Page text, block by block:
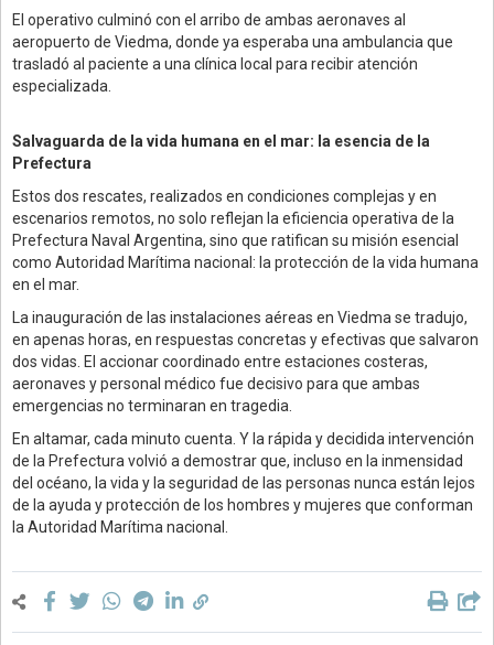
El operativo culminó con el arribo de ambas aeronaves al
aeropuerto de Viedma, donde ya esperaba una ambulancia que
trasladó al paciente a una clínica local para recibir atención
especializada.
Salvaguarda de la vida humana en el mar: la esencia de la
Prefectura
Estos dos rescates, realizados en condiciones complejas y en
escenarios remotos, no solo reflejan la eficiencia operativa de la
Prefectura Naval Argentina, sino que ratifican su misión esencial
como Autoridad Marítima nacional: la protección de la vida humana
en el mar.
La inauguración de las instalaciones aéreas en Viedma se tradujo,
en apenas horas, en respuestas concretas y efectivas que salvaron
dos vidas. El accionar coordinado entre estaciones costeras,
aeronaves y personal médico fue decisivo para que ambas
emergencias no terminaran en tragedia.
En altamar, cada minuto cuenta. Y la rápida y decidida intervención
de la Prefectura volvió a demostrar que, incluso en la inmensidad
del océano, la vida y la seguridad de las personas nunca están lejos
de la ayuda y protección de los hombres y mujeres que conforman
la Autoridad Marítima nacional.